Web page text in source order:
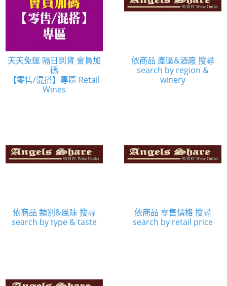
天天免運 隔日到貨 會員加
碼
【零售/混搭】專區 Retail
Wines
依商品 產區&酒廠 搜尋
search by region &
winery
依商品 類別&風味 搜尋
search by type & taste
依商品 零售價格 搜尋
search by retail price